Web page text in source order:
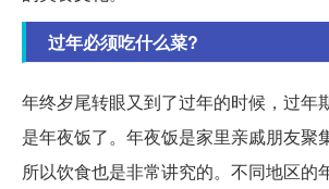
过年必须吃什么菜?
年终岁尾转眼又到了过年的时候，过年
是年夜饭了。年夜饭是家里亲戚朋友聚
所以饮食也是非常讲究的。不同地区的